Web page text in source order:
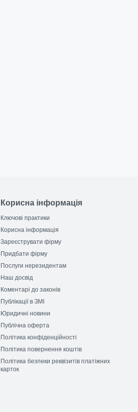
Корисна інформація
Ключові практики
Корисна інформація
Зареєструвати фірму
Придбати фірму
Послуги нерезидентам
Наш досвід
Коментарі до законів
Публікації в ЗМІ
Юридичні новини
Публічна оферта
Політика конфіденційності
Політика повернення коштів
Політика безпеки реквізитів платіжних
карток